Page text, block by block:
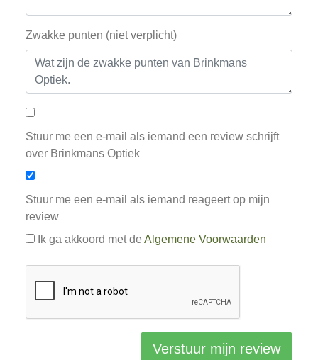
Zwakke punten (niet verplicht)
Stuur me een e-mail als iemand een review schrijft
over Brinkmans Optiek
Stuur me een e-mail als iemand reageert op mijn
review
Ik ga akkoord met de Algemene Voorwaarden
Verstuur mijn review